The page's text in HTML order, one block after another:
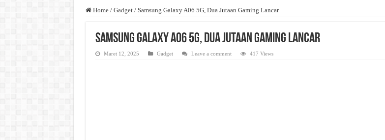
Home / Gadget / Samsung Galaxy A06 5G, Dua Jutaan Gaming Lancar
Samsung Galaxy A06 5G, Dua Jutaan Gaming Lancar
Maret 12, 2025 Gadget Leave a comment 417 Views